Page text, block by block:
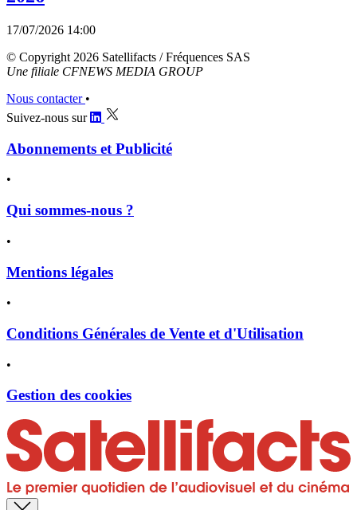
17/07/2026 14:00
© Copyright 2026 Satellifacts / Fréquences SAS
Une filiale CFNEWS MEDIA GROUP
Nous contacter •
Suivez-nous sur
Abonnements et Publicité
•
Qui sommes-nous ?
•
Mentions légales
•
Conditions Générales de Vente et d'Utilisation
•
Gestion des cookies